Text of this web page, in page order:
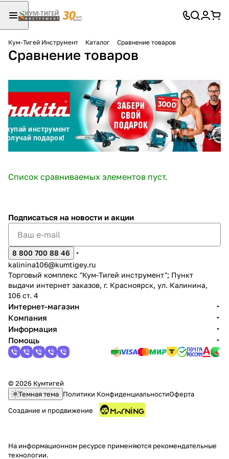
Кум-Тигей Инструмент Каталог Сравнение товаров
Сравнение товаров
Список сравниваемых элементов пуст.
Подписаться на новости и акции
8 800 700 88 46
kalinina106@kumtigey.ru
Торговый комплекс "Кум-Тигей инструмент"; Пункт
выдачи интернет заказов, г. Красноярск, ул. Калинина,
106 ст. 4
Интернет-магазин
Компания
Информация
Помощь
© 2026 Кумтигей
Темная тема Политики КонфиденциальностиОферта
Создание и продвижение
На информационном ресурсе применяются рекомендательные
технологии.
Для клиентов всех банков
Разбейте
оплату на части
без переплат
Добавляйте товары
в корзину
Оплачивайте сегодня только
25% картой любого банка
Получайте товар
выбранный способом
Оставшиеся
списыватьсяс вашей карты
по 25%каждые 2 недели
Подробнее